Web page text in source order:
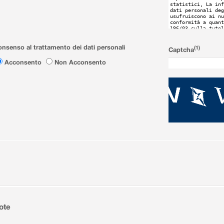
al trattamento dei dati personali
Acconsento
Non Acconsento
Captcha(1)